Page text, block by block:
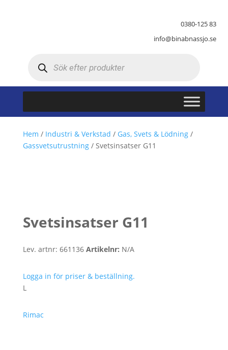
0380-125 83
info@binabnassjo.se
Hem / Industri & Verkstad / Gas, Svets & Lödning/
Gassvetsutrustning/ Svetsinsatser G11
Svetsinsatser G11
Lev. artnr: 661136 Artikelnr: N/A
Logga in för priser & beställning.
L
Rimac